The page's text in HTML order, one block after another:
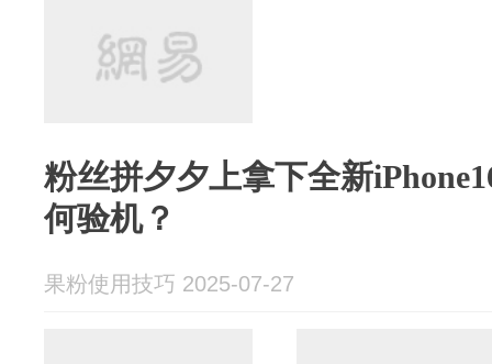
粉丝拼夕夕上拿下全新
何验机？
果粉使用技巧 2025-07-27